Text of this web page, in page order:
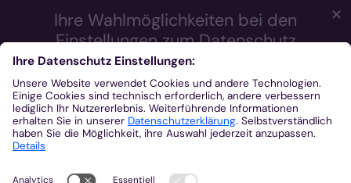
Ihre Wahlmöglichkeiten bei den
Einstellungen zum Datenschutz
Wir möchten Ihnen ein optimales Webseiten-Erlebnis bieten.
Dazu verwenden wir Cookies, die für das Funktionieren unserer
Website notwendig sind. Mit Ihrer Zustimmung verwenden wir
auch Cookies und andere Technologien, die zur Anzeige
externer Inhalte (Videos über Youtube, Audios über
Soundcloud, Karten über MapTiler ...) oder zu anonymen
Statistikzwecken genutzt werden. Sie können selbst
beachten Sie, dass auf Basis Ihrer Einstellungen womöglich
✕